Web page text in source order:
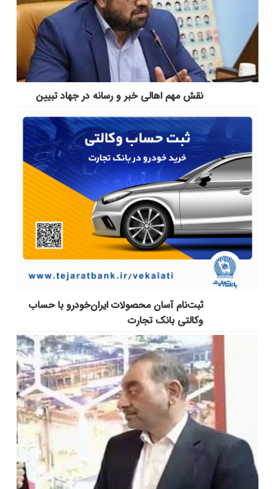
نقش مهم اهالی خبر و رسانه در جهاد تبیین
ثبت‌نام آسان محصولات ایران‌خودرو با حساب
وکالتی بانک تجارت